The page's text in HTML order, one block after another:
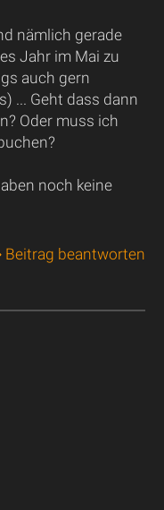
nämlich gerade
Jahr im Mai zu
auch gern
... Geht dass dann
Oder muss ich
noch keine
Beitrag beantworten